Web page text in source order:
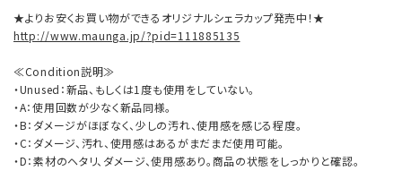
★よりお安くお買い物ができるオリジナルシェラカップ発売中！★
http://www.maunga.jp/?pid=111885135
≪Condition説明≫
・Unused：新品、もしくは1度も使用をしていない。
・A：使用回数が少なく新品同様。
・B：ダメージがほぼなく、少しの汚れ、使用感を感じる程度。
・C：ダメージ、汚れ、使用感はあるがまだまだ使用可能。
・D：素材のヘタリ、ダメージ、使用感あり。商品の状態をしっかりと確認。